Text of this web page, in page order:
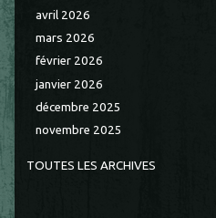
avril 2026
mars 2026
février 2026
janvier 2026
décembre 2025
novembre 2025
TOUTES LES ARCHIVES